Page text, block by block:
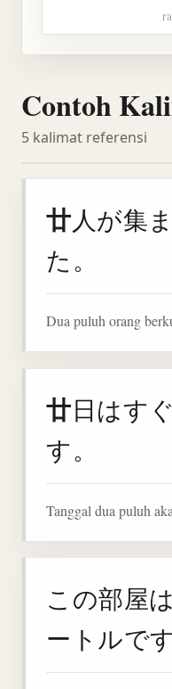
Contoh
5 kalimat referensi
廿人が集
た。
Dua puluh orang
廿日はす
す。
Tanggal dua puluh
この部屋は
ートルです